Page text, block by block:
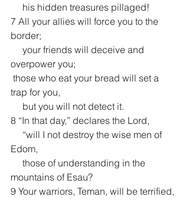
     his hidden treasures pillaged!
7 All your allies will force you to the
border;
overpower you;
trap for you,
     but you will not detect it.
8 “In that day,” declares the Lord,
Edom,
mountains of Esau?
9 Your warriors, Teman, will be terrified,